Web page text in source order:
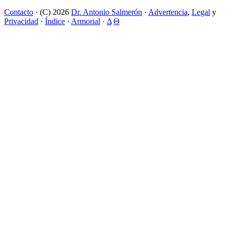
Contacto · (C) 2026 Dr. Antonio Salmerón · Advertencia, Legal y
Privacidad · Índice · Armorial · Δ Θ